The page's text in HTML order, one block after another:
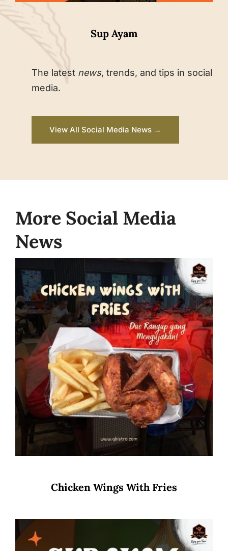
The latest news, trends, and tips in social
media.
View All Social Media News →
Sup Ayam
More Social Media
News
Chicken Wings With Fries